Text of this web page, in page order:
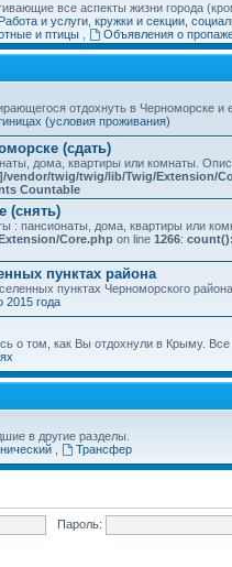
все аспекты жизни города
Работа и услуги, кружки и секции,
и птицы Объявления о
отдохнуть в Черноморске и
(условия проживания)
(сдать)
дома, квартиры или комнаты.
vendor/twig/twig/lib/Twig/Extension/
Countable
(снять)
: пансионаты, дома, квартиры или
Core.php on line 1266:
пунктах района
пунктах Черноморского района
2015 года
о том, как Вы отдохнули в Крыму.
в другие разделы.
Трансфер
Пароль: